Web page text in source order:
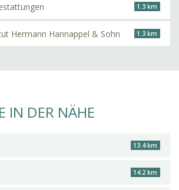
1.3 km
Hermann Hannappel & Sohn 1.3 km
IN DER NÄHE
13.4 km
14.2 km